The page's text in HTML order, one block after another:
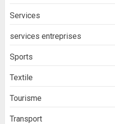
Services
services entreprises
Sports
Textile
Tourisme
Transport